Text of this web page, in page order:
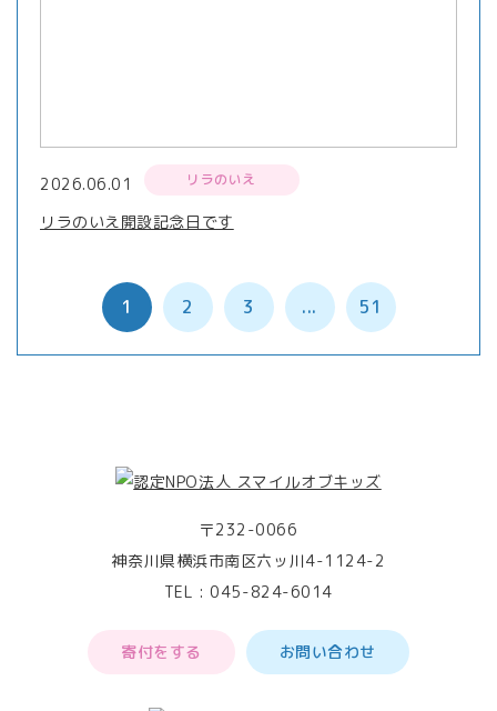
2026.06.01 リラのいえ
リラのいえ開設記念日です
1 2 3 ... 51
〒232-0066
神奈川県横浜市南区六ッ川4-1124-2
TEL :045-824-6014
寄付をする お問い合わせ